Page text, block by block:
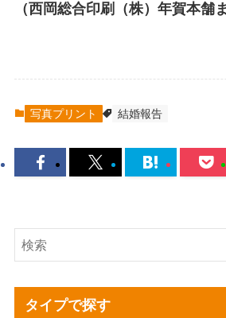
（西岡総合印刷（株）年賀本舗
写真プリント 結婚報告
タイプで探す